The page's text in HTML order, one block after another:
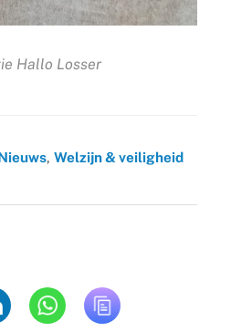
Hallo Losser
, Welzijn & veiligheid